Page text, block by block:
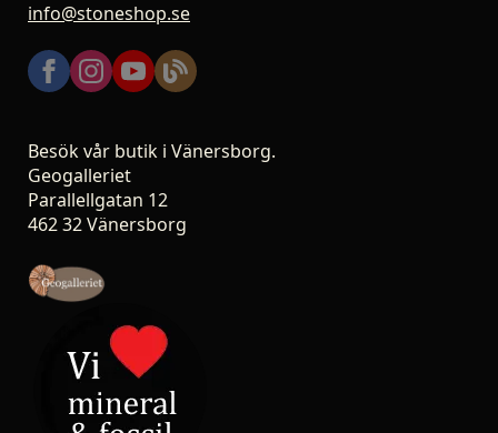
info@stoneshop.se
Besök vår butik i Vänersborg.
Geogalleriet
Parallellgatan 12
462 32 Vänersborg